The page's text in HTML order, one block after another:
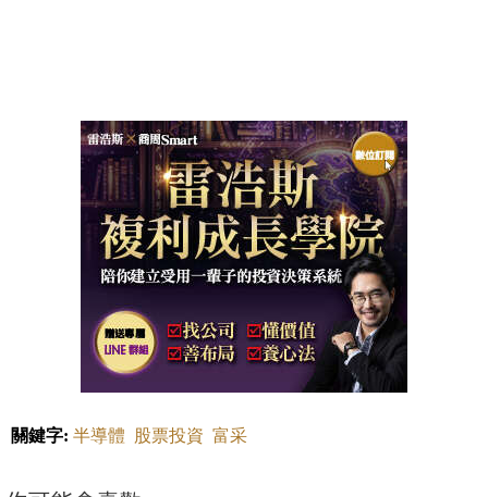
關鍵字: 半導體 股票投資 富采